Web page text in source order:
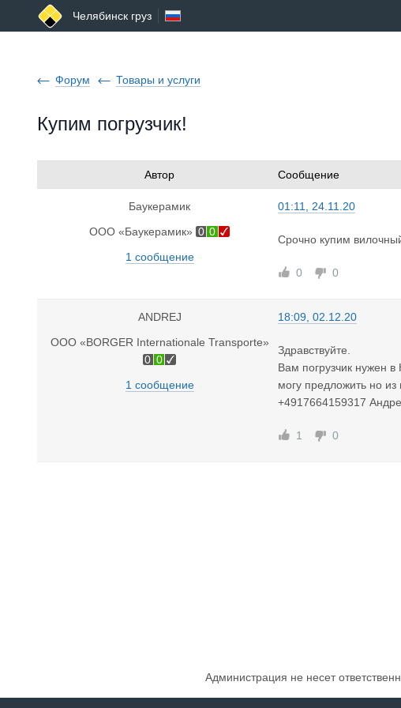
Челябинск груз
Форум Товары и услуги
Купим погрузчик!
Автор Сообщение
Баукерамик
ООО «Баукерамик» 0 0
1 сообщение
01:11, 24.11.20
Срочно купим
0 0
ANDREJ
ООО «BORGER Internationale Transporte»
0 0
1 сообщение
18:09, 02.12.20
Здравствуйте.
Вам погрузчик нужен
могу предложить но
+4917664159317
1 0
Администрация не несет